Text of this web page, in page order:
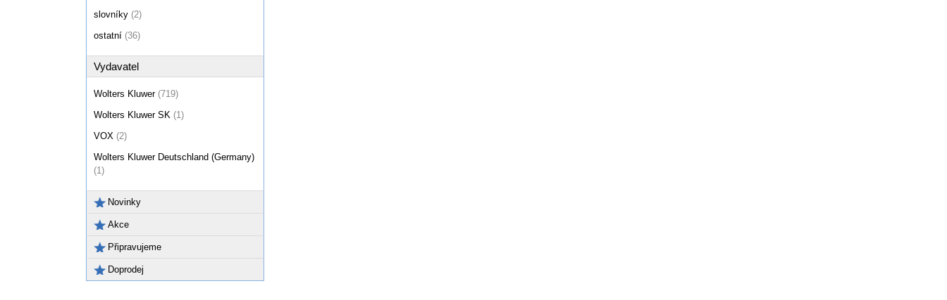
slovníky (2)
ostatní (36)
Vydavatel
Wolters Kluwer (719)
Wolters Kluwer SK (1)
VOX (2)
Wolters Kluwer Deutschland (Germany)
(1)
Novinky
Akce
Připravujeme
Doprodej